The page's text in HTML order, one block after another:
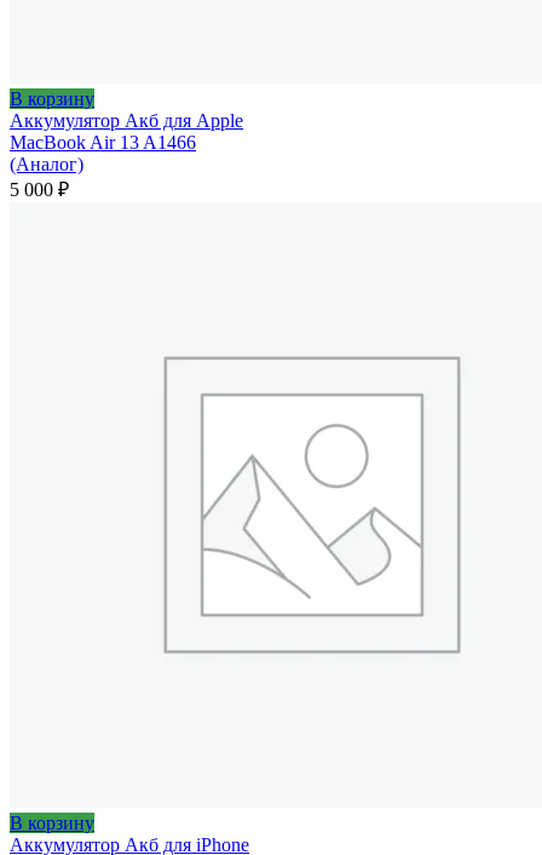
В корзину
Аккумулятор Акб для Apple
MacBook Air 13 A1466
(Аналог)
5 000 ₽
В корзину
Аккумулятор Акб для iPhone